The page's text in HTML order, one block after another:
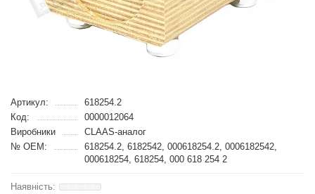
Артикул:
618254.2
Код:
0000012064
Виробники
CLAAS-аналог
№ OEM:
618254.2, 6182542, 000618254.2, 0006182542,
000618254, 618254, 000 618 254 2